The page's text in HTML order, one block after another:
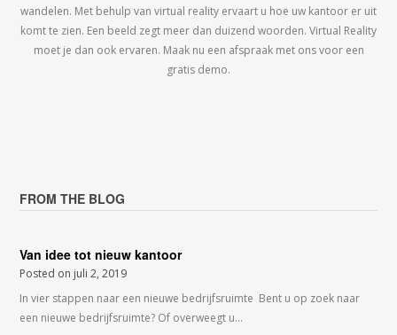
wandelen. Met behulp van virtual reality ervaart u hoe uw kantoor er uit
komt te zien. Een beeld zegt meer dan duizend woorden. Virtual Reality
moet je dan ook ervaren. Maak nu een afspraak met ons voor een
gratis demo.
FROM THE BLOG
Van idee tot nieuw kantoor
Posted on juli 2, 2019
In vier stappen naar een nieuwe bedrijfsruimte Bent u op zoek naar
een nieuwe bedrijfsruimte? Of overweegt u…